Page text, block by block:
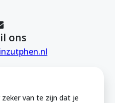
van te zijn dat je
ons